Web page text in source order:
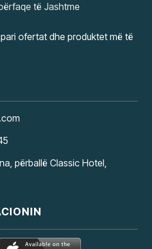
të Jashtme
ofertat dhe produktet më të
përballë Classic Hotel,